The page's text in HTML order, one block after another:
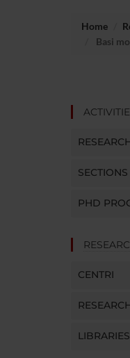
Home
Basi
SECTIONS
PHD
CENTRI
LIBRARIES